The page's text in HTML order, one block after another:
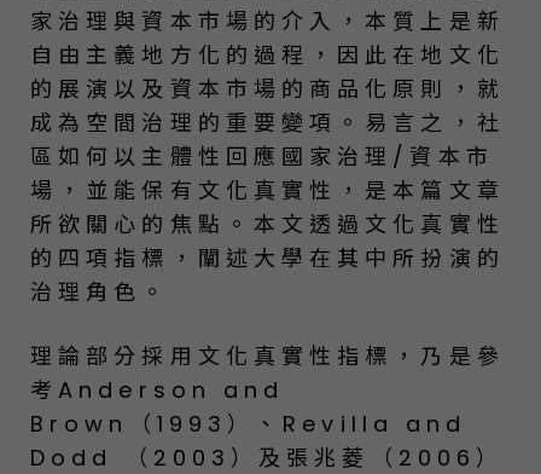
家治理與資本市場的介入，本質上是新
自由主義地方化的過程，因此在地文化
的展演以及資本市場的商品化原則，就
成為空間治理的重要變項。易言之，社
區如何以主體性回應國家治理/資本市
場，並能保有文化真實性，是本篇文章
所欲關心的焦點。本文透過文化真實性
的四項指標，闡述大學在其中所扮演的
治理角色。
理論部分採用文化真實性指標，乃是參
考Anderson and
Brown（1993）、Revilla and
Dodd （2003）及張兆菱（2006）